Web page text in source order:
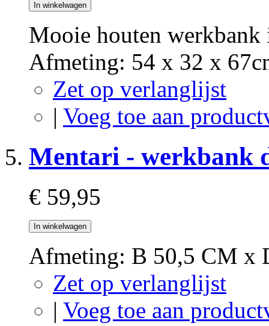
In winkelwagen
Mooie houten
Afmeting: 54 x 32 x
Zet op verlanglijst
| Voeg toe aan
Mentari - werkbank
€ 59,95
In winkelwagen
Afmeting: B 50,5 CM x
Zet op verlanglijst
| Voeg toe aan